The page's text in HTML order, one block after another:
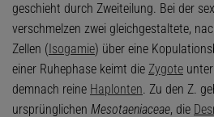
geschieht durch Zweiteilung. Bei der
verschmelzen zwei gleichgestaltete,
Zellen (Isogamie) über eine
einer Ruhephase keimt die Zygote unter
demnach reine Haplonten. Zu den Z.
ursprünglichen Mesotaeniaceae, die